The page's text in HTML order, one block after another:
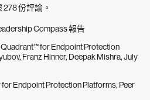
278 份評論。
Compass 報告
for Endpoint Protection
Franz Hinner, Deepak Mishra, July
Endpoint Protection Platforms, Peer